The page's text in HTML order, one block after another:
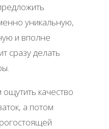
уникальную,
и вполне
сразу делать
качество
а потом